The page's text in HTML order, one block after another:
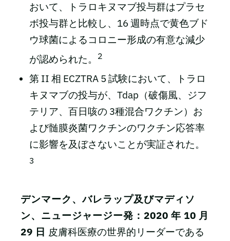
おいて、トラロキヌマブ投与群はプラセ
ボ投与群と比較し、16 週時点で黄色ブド
ウ球菌によるコロニー形成の有意な減少
が認められた。
2
第 II 相 ECZTRA 5 試験において、トラロ
キヌマブの投与が、Tdap（破傷風、ジフ
テリア、百日咳の 3種混合ワクチン）お
よび髄膜炎菌ワクチンのワクチン応答率
に影響を及ぼさないことが実証された。
3
デンマーク、バレラップ及びマディソ
ン、ニュージャージー発：2020 年 10 月
29 日 皮膚科医療の世界的リーダーである